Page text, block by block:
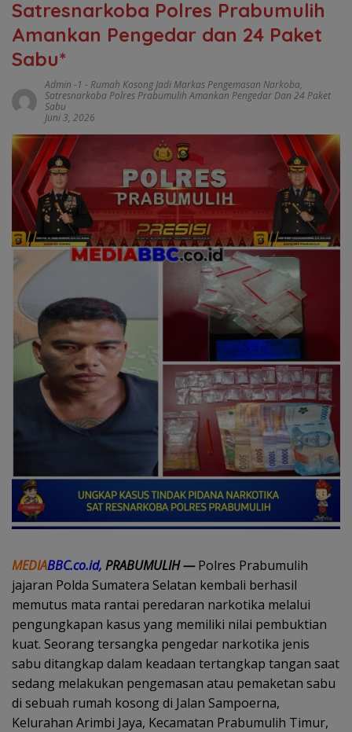
Satresnarkoba Polres Prabumulih
Amankan Pengedar dan 24 Paket
Sabu*
Admin -1 - Rumah Kosong Jadi Markas Pengemasan Narkoba,
Satresnarkoba Polres Prabumulih Amankan Pengedar Dan 24 Paket
Sabu
Juni 3, 2026
MEDIABBC.co.id, PRABUMULIH —Polres Prabumulih
jajaran Polda Sumatera Selatan kembali berhasil
memutus mata rantai peredaran narkotika melalui
pengungkapan kasus yang memiliki nilai pembuktian
kuat. Seorang tersangka pengedar narkotika jenis
sabu ditangkap dalam keadaan tertangkap tangan saat
sedang melakukan pengemasan atau pemaketan sabu
di sebuah rumah kosong di Jalan Sampoerna,
Kelurahan Arimbi Jaya, Kecamatan Prabumulih Timur,